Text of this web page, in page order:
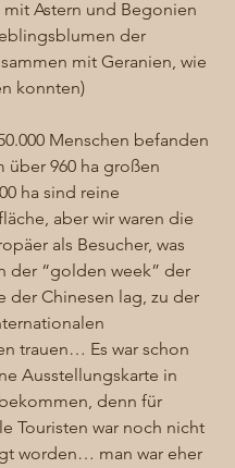
Astern und Begonien
der
mit Geranien, wie
konnten)
Menschen befanden
über 960 ha großen
ha sind reine
aber wir waren die
als Besucher, was
der “golden week” der
der Chinesen lag, zu der
trauen… Es war schon
Ausstellungskarte in
denn für
Touristen war noch nicht
worden… man war eher